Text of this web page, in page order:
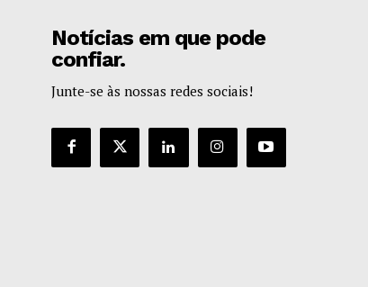
Notícias em que pode
confiar.
Junte-se às nossas redes sociais!